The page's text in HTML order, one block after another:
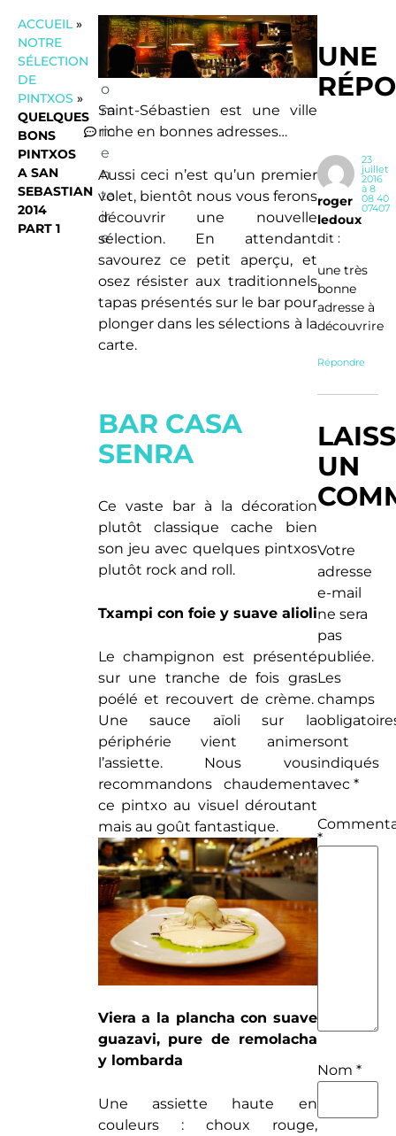
ACCUEIL»
NOTRE
SÉLECTION
DE
PINTXOS »
QUELQUES
BONS
PINTXOS
A SAN
SEBASTIAN
2014
PART 1
U
n
c
o
m
m
e
n
ta
ir
e
Saint-Sébastien est une ville
riche en bonnes adresses…
Aussi ceci n’est qu’un premier
volet, bientôt nous vous ferons
découvrir une nouvelle
sélection. En attendant
savourez ce petit aperçu, et
osez résister aux traditionnels
tapas présentés sur le bar pour
plonger dans les sélections à la
carte.
BAR CASA
SENRA
Ce vaste bar à la décoration
plutôt classique cache bien
son jeu avec quelques pintxos
plutôt rock and roll.
Txampi con foie y suave alioli
Le champignon est présenté
sur une tranche de fois gras
poélé et recouvert de crème.
Une sauce aïoli sur la
périphérie vient animer
l’assiette. Nous vous
recommandons chaudement
ce pintxo au visuel déroutant
mais au goût fantastique.
Viera a la plancha con suave
guazavi, pure de remolacha
y lombarda
Une assiette haute en
couleurs : choux rouge,
UNE
roger
ledoux
dit :
23
juillet
2016
à 8
08 40
07407
une très
bonne
adresse à
découvrire
Répondre
UN
Votre
adresse
e-mail
ne sera
pas
publiée.
Les
champs
sont
indiqués
avec *
*
Nom *